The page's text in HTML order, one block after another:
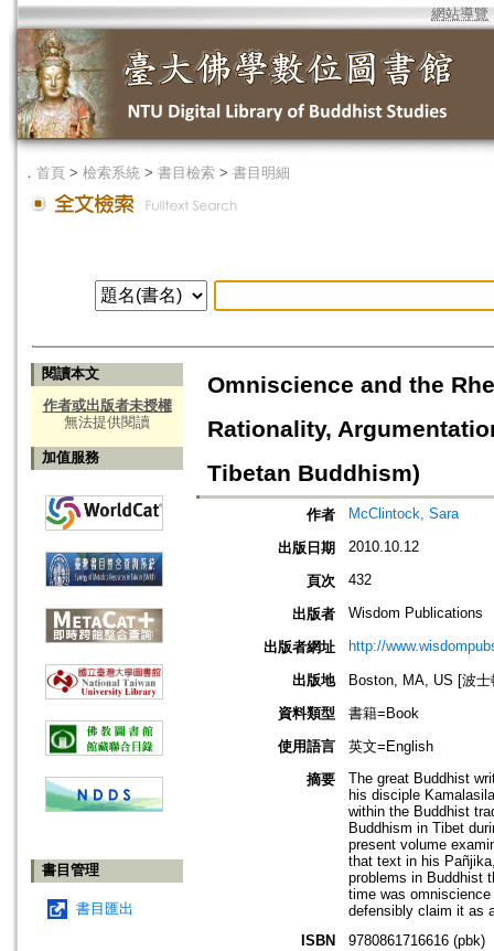
網站導覽
． 首頁 > 檢索系統 > 書目檢索 > 書目明細
閱讀本文
作者或出版者未授權
無法提供閱讀
加值服務
書目管理
書目匯出
Omniscience and the
Rationality,
Tibetan Buddhism)
作者 McClintock, Sara
出版日期 2010.10.12
頁次 432
出版者 Wisdom Publications
出版者網址 http://
出版地
Boston, MA, US [波
資料類型
書籍=Book
使用語言
英文=English
摘要
The great Buddhist
his disciple
within the Buddhist
Buddhism in Tibet
present volume
that text in his
problems in Buddhist
time was
defensibly claim it as
ISBN
9780861716616 (pbk)